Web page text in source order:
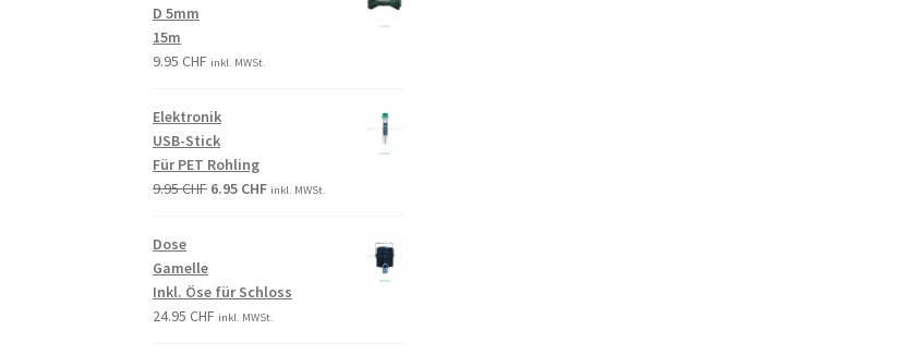
D 5mm
15m
9.95CHF inkl. MWSt.
Elektronik
USB-Stick
Für PET Rohling
9.95CHF 6.95 CHF inkl. MWSt.
Dose
Gamelle
Inkl. Öse für Schloss
24.95CHF inkl. MWSt.